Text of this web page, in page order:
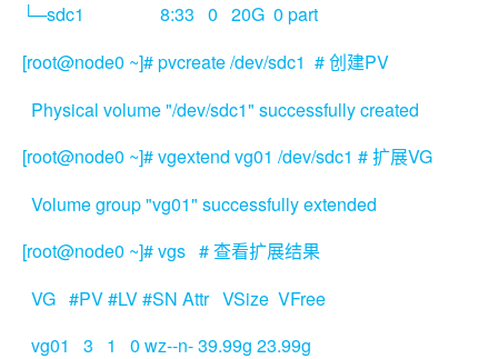
└─sdc1 8:33 0 20G 0 part
[root@node0 ~]# pvcreate /dev/sdc1 # 创建PV
Physical volume "/dev/sdc1" successfully created
[root@node0 ~]# vgextend vg01 /dev/sdc1 # 扩展VG
Volume group "vg01" successfully extended
[root@node0 ~]# vgs # 查看扩展结果
VG #PV #LV #SN Attr VSize VFree
vg01 3 1 0 wz--n- 39.99g 23.99g